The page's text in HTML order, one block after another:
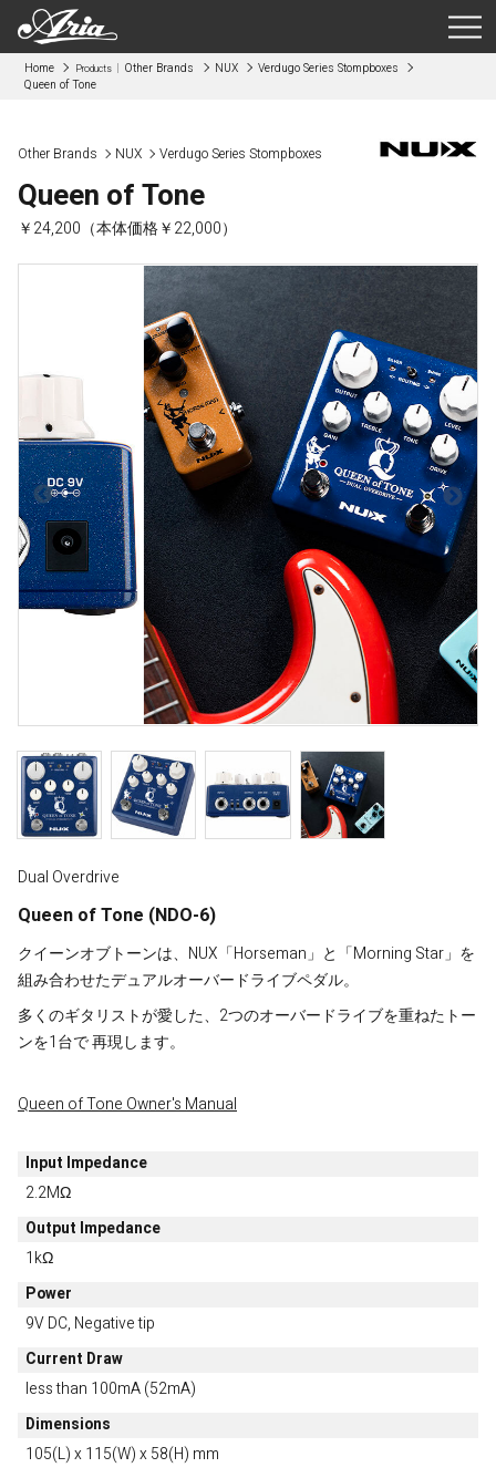
Home Products Other Brands NUX
Verdugo Series Stompboxes
Queen of Tone
Other Brands NUX Verdugo Series Stompboxes
Queen of Tone
￥24,200（本体価格￥22,000）
Dual Overdrive
Queen of Tone (NDO-6)
クイーンオブトーンは、NUX「Horseman」と「Morning Star」を
組み合わせたデュアルオーバードライブペダル。
多くのギタリストが愛した、2つのオーバードライブを重ねたトー
ンを1台で 再現します。
Queen of Tone Owner's Manual
Input Impedance
2.2MΩ
Output Impedance
1kΩ
Power
9V DC, Negative tip
Current Draw
less than 100mA (52mA)
Dimensions
105(L) x 115(W) x 58(H) mm